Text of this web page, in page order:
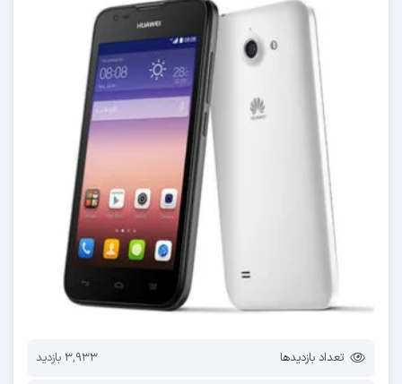
تعداد بازدیدها 3,933 بازدید